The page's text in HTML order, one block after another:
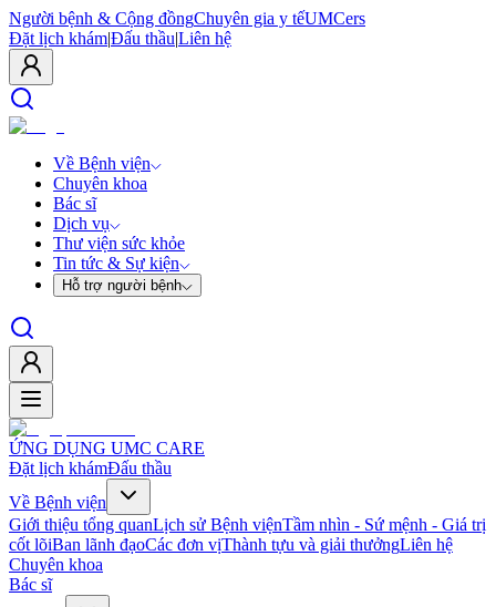
Người bệnh & Cộng đồngChuyên gia y tếUMCers
Đặt lịch khám|Đấu thầu|Liên hệ
Về Bệnh viện
Chuyên khoa
Bác sĩ
Dịch vụ
Thư viện sức khỏe
Tin tức & Sự kiện
Hỗ trợ người bệnh
ỨNG DỤNG UMC CARE
Đặt lịch khámĐấu thầu
Về Bệnh viện
Giới thiệu tổng quanLịch sử Bệnh việnTầm nhìn - Sứ mệnh - Giá trị
cốt lõiBan lãnh đạoCác đơn vịThành tựu và giải thưởngLiên hệ
Chuyên khoa
Bác sĩ